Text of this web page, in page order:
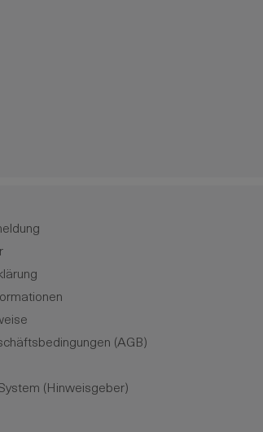
benutze die Schaltflächen
(AGB)
(Hinweisgeber)